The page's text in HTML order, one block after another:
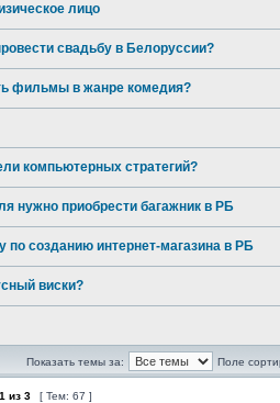
лицо
свадьбу в Белоруссии?
фильмы в жанре комедия?
компьютерных стратегий?
нужно приобрести багажник в РБ
по созданию интернет-магазина в РБ
виски?
Показать темы за: Поле
1 из 3 [ Тем: 67 ]